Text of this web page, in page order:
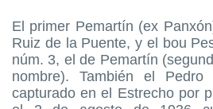
El primer Pemartín (ex
Ruiz de la Puente, y el bou
núm. 3, el de Pemartín
nombre). También el
capturado en el Estrecho por